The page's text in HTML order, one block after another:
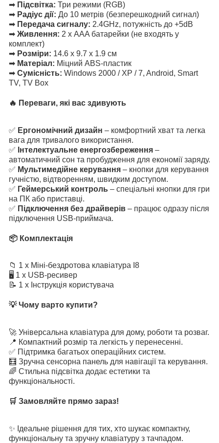
➡ Підсвітка: Три режими (RGB)
➡ Радіус дії: До 10 метрів (безперешкодний сигнал)
➡ Передача сигналу: 2.4GHz, потужність до +5dB
➡ Живлення: 2 х AAA батарейки (не входять у
комплект)
➡ Розміри: 14.6 x 9.7 x 1.9 см
➡ Матеріал: Міцний ABS-пластик
➡ Сумісність: Windows 2000 / XP / 7, Android, Smart
TV, TV Box
🔥 Переваги, які вас здивують
✅ Ергономічний дизайн – комфортний хват та легка
вага для тривалого використання.
✅ Інтелектуальне енергозбереження –
автоматичний сон та пробудження для економії заряду.
✅ Мультимедійне керування – кнопки для керування
гучністю, відтворенням, швидким доступом.
✅ Геймерський контроль – спеціальні кнопки для гри
на ПК або приставці.
✅ Підключення без драйверів – працює одразу після
підключення USB-приймача.
📦 Комплектація
📁 1 x Міні-бездротова клавіатура I8
🖥 1 x USB-ресивер
📝 1 x Інструкція користувача
💡 Чому варто купити?
🚀 Універсальна клавіатура для дому, роботи та розваг.
📍 Компактний розмір та легкість у перенесенні.
✅ Підтримка багатьох операційних систем.
🧮 Зручна сенсорна панель для навігації та керування.
🌈 Стильна підсвітка додає естетики та
функціональності.
🛒 Замовляйте прямо зараз!
✨ Ідеальне рішення для тих, хто шукає компактну,
функціональну та зручну клавіатуру з тачпадом.